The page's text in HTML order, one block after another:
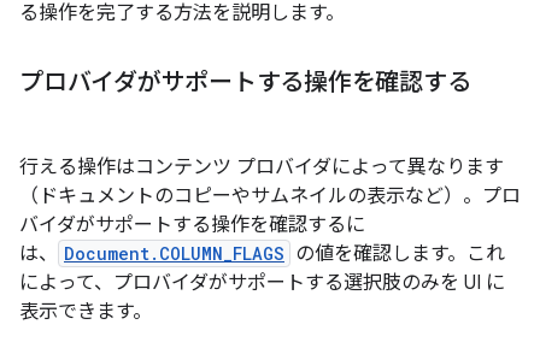
る操作を完了する方法を説明します。
プロバイダがサポートする操作を確認する
行える操作はコンテンツ プロバイダによって異なります
（ドキュメントのコピーやサムネイルの表示など）。プロ
バイダがサポートする操作を確認するに
は、
Document.COLUMN_FLAGS の値を確認します。これ
によって、プロバイダがサポートする選択肢のみを UI に
表示できます。